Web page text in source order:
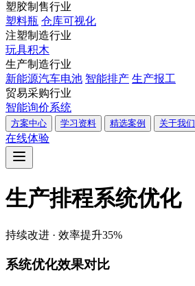
塑胶制售行业
塑料瓶 仓库可视化
注塑制造行业
玩具积木
生产制造行业
新能源汽车电池 智能排产 生产报工
贸易采购行业
智能询价系统
方案中心 学习资料 精选案例 关于我们
在线体验
生产排程系统优化
持续改进 · 效率提升35%
系统优化效果对比